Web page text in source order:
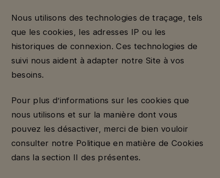
Nous utilisons des technologies de traçage, tels
que les cookies, les adresses IP ou les
historiques de connexion. Ces technologies de
suivi nous aident à adapter notre Site à vos
besoins.
Pour plus d’informations sur les cookies que
nous utilisons et sur la manière dont vous
pouvez les désactiver, merci de bien vouloir
consulter notre Politique en matière de Cookies
dans la section II des présentes.